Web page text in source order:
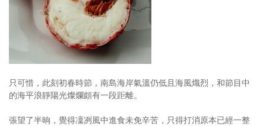
只可惜，此刻初春時節，南島海岸氣溫仍低且海風熾烈，和節目中
的海平浪靜陽光燦爛頗有一段距離。
張望了半晌，覺得凜冽風中進食未免辛苦，只得打消原本已經一整